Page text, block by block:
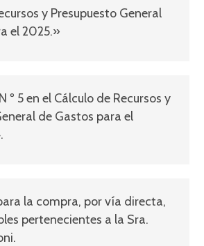
y Presupuesto General
el 2025.»
º 5 en el Cálculo de Recursos y
de Gastos para el
la compra, por vía directa,
pertenecientes a la Sra.